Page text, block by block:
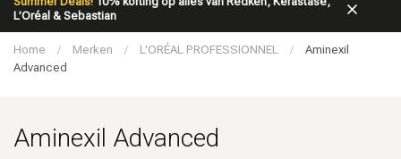
L’Oréal & Sebastian
Merken
Home / Merken / L'ORÉAL PROFESSIONNEL /
Aminexil
Advanced
Aminexil Advanced